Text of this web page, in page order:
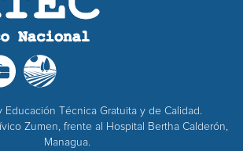
Educación Técnica Gratuita y de Calidad.
Zumen, frente al Hospital Bertha Calderón,
Managua.